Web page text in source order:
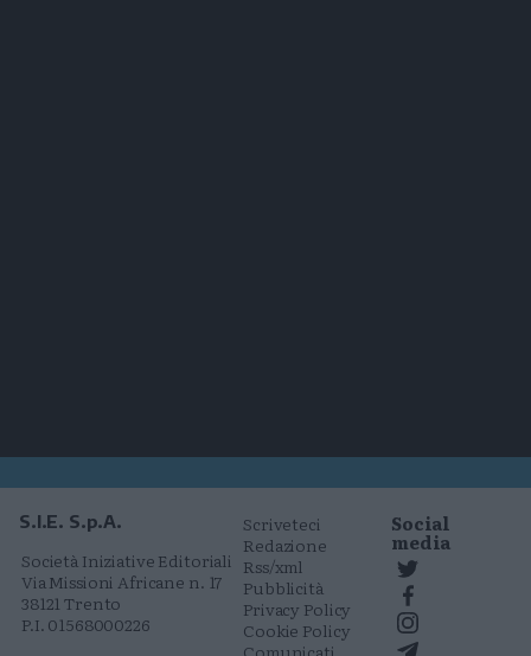
S.I.E. S.p.A.
Società Iniziative Editoriali
Via Missioni Africane n. 17
38121 Trento
P.I. 01568000226
Scriveteci
Redazione
Rss/xml
Pubblicità
Privacy Policy
Cookie Policy
Comunicati
Social
media